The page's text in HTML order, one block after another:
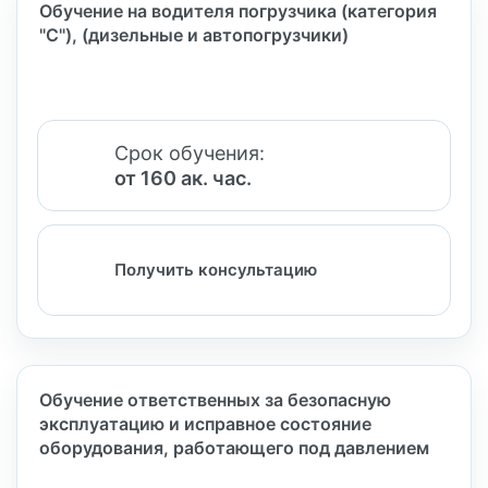
Обучение на водителя погрузчика (категория
"C"), (дизельные и автопогрузчики)
Срок обучения:
от 160 ак. час.
Получить консультацию
Обучение ответственных за безопасную
эксплуатацию и исправное состояние
оборудования, работающего под давлением